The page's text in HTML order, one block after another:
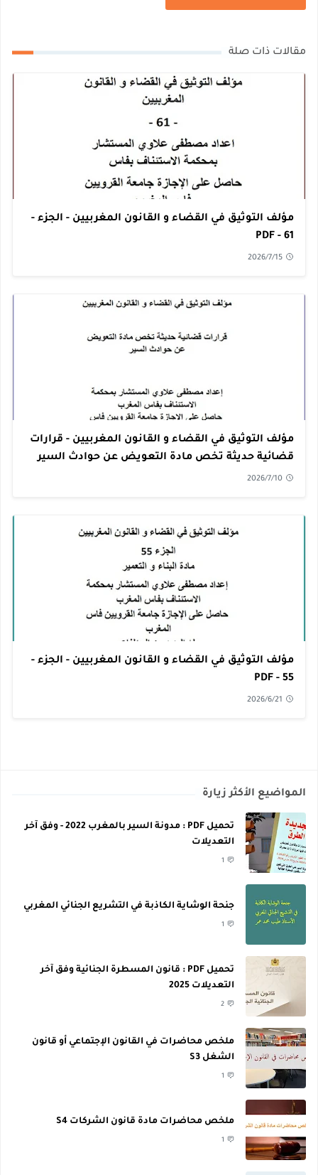
مقالات ذات صلة
مؤلف التوثيق في القضاء و القانون المغربيين - الجزء -
61 - PDF
2026/7/15
مؤلف التوثيق في القضاء و القانون المغربيين - قرارات
قضائية حديثة تخص مادة التعويض عن حوادث السير
PDF
2026/7/10
مؤلف التوثيق في القضاء و القانون المغربيين - الجزء -
55 - PDF
2026/6/21
المواضيع الأكثر زيارة
تحميل PDF : مدونة السير بالمغرب 2022 - وفق آخر
التعديلات
1
جنحة الوشاية الكاذبة في التشريع الجنائي المغربي
1
تحميل PDF : قانون المسطرة الجنائية وفق آخر
التعديلات 2025
2
ملخص محاضرات في القانون الإجتماعي أو قانون
الشغل S3
1
ملخص محاضرات مادة قانون الشركات S4
1